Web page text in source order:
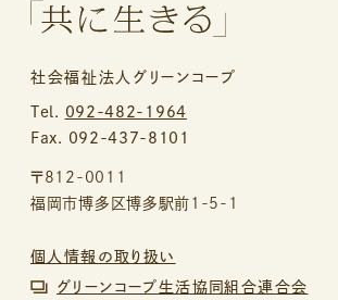
社会福祉法人グリーンコープ
Tel. 092-482-1964
Fax. 092-437-8101
〒812-0011
福岡市博多区博多駅前1-5-1
個人情報の取り扱い
グリーンコープ生活協同組合連合会